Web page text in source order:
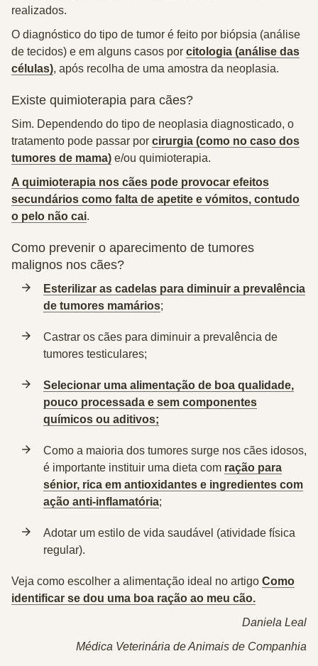
realizados.
O diagnóstico do tipo de tumor é feito por biópsia (análise
de tecidos) e em alguns casos por citologia (análise das
células), após recolha de uma amostra da neoplasia.
Existe quimioterapia para cães?
Sim. Dependendo do tipo de neoplasia diagnosticado, o
tratamento pode passar por cirurgia (como no caso dos
tumores de mama) e/ou quimioterapia.
A quimioterapia nos cães pode provocar efeitos
secundários como falta de apetite e vómitos, contudo
o pelo não cai.
Como prevenir o aparecimento de tumores
malignos nos cães?
Esterilizar as cadelas para diminuir a prevalência
de tumores mamários;
Castrar os cães para diminuir a prevalência de
tumores testiculares;
Selecionar uma alimentação de boa qualidade,
pouco processada e sem componentes
químicos ou aditivos;
Como a maioria dos tumores surge nos cães idosos,
é importante instituir uma dieta com ração para
sénior, rica em antioxidantes e ingredientes com
ação anti-inflamatória;
Adotar um estilo de vida saudável (atividade física
regular).
Veja como escolher a alimentação ideal no artigo Como
identificar se dou uma boa ração ao meu cão.
Daniela Leal
Médica Veterinária de Animais de Companhia